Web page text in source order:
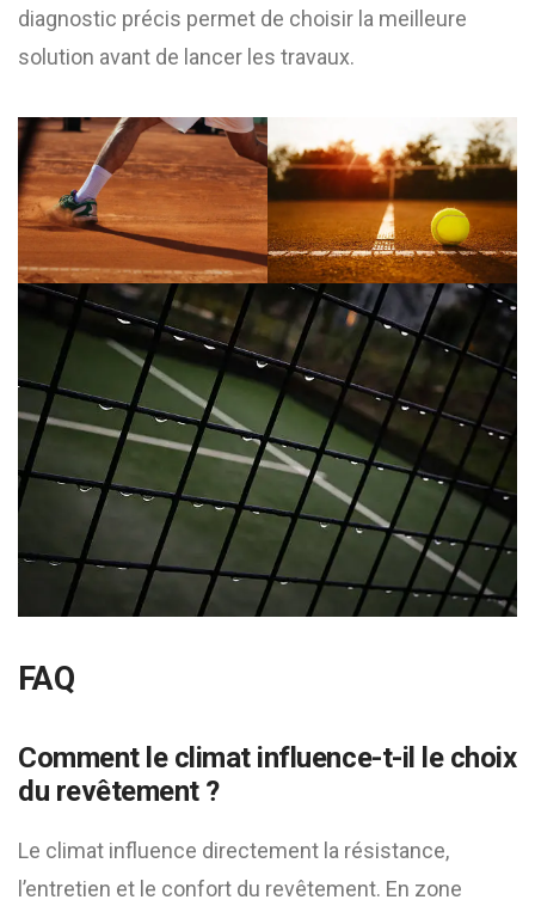
diagnostic précis permet de choisir la meilleure
solution avant de lancer les travaux.
FAQ
Comment le climat influence-t-il le choix
du revêtement ?
Le climat influence directement la résistance,
l’entretien et le confort du revêtement. En zone